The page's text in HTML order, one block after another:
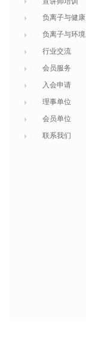
负离子与健康
负离子与环境
行业交流
会员服务
入会申请
理事单位
会员单位
联系我们